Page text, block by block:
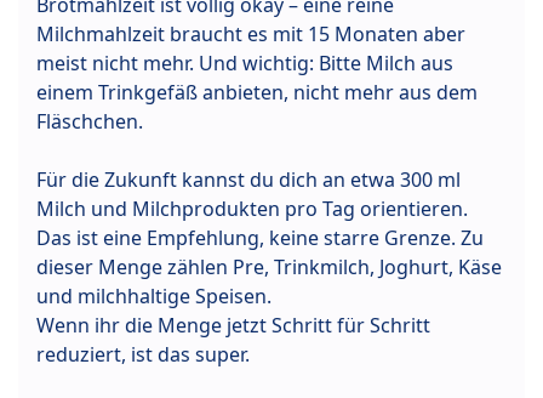
Milchmahlzeit braucht es mit 15 Monaten aber
meist nicht mehr. Und wichtig: Bitte Milch aus
einem Trinkgefäß anbieten, nicht mehr aus dem
Fläschchen.
Für die Zukunft kannst du dich an etwa 300 ml
Milch und Milchprodukten pro Tag orientieren.
Das ist eine Empfehlung, keine starre Grenze. Zu
dieser Menge zählen Pre, Trinkmilch, Joghurt, Käse
und milchhaltige Speisen.
Wenn ihr die Menge jetzt Schritt für Schritt
reduziert, ist das super.